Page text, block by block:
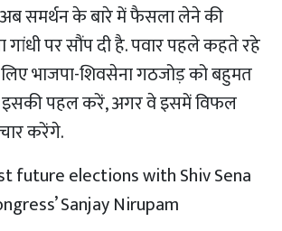
समर्थन के बारे में फैसला लेने की
गांधी पर सौंप दी है. पवार पहले कहते रहे
भाजपा-शिवसेना गठजोड़ को बहुमत
इसकी पहल करें, अगर वे इसमें विफल
करेंगे.
future elections with Shiv Sena
Sanjay Nirupam